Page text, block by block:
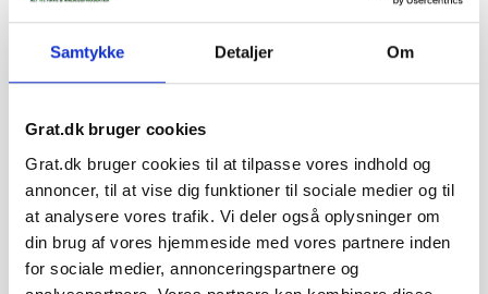
Samtykke Detaljer Om
Grat.dk bruger cookies
Grat.dk bruger cookies til at tilpasse vores indhold og
annoncer, til at vise dig funktioner til sociale medier og til
at analysere vores trafik. Vi deler også oplysninger om
din brug af vores hjemmeside med vores partnere inden
for sociale medier, annonceringspartnere og
IBF SquareLine fliser (Kopsten) 10x10x6
cm Sort/Antracit
6,24 kr. pr. stk.